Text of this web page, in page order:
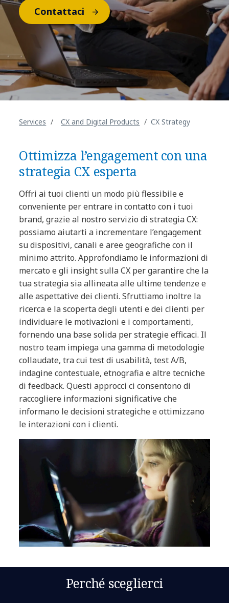
Contattaci
Services CX and Digital Products CX Strategy
Ottimizza l’engagement con una
strategia CX esperta
Offri ai tuoi clienti un modo più flessibile e
conveniente per entrare in contatto con i tuoi
brand, grazie al nostro servizio di strategia CX:
possiamo aiutarti a incrementare l’engagement
su dispositivi, canali e aree geografiche con il
minimo attrito. Approfondiamo le informazioni di
mercato e gli insight sulla CX per garantire che la
tua strategia sia allineata alle ultime tendenze e
alle aspettative dei clienti. Sfruttiamo inoltre la
ricerca e la scoperta degli utenti e dei clienti per
individuare le motivazioni e i comportamenti,
fornendo una base solida per strategie efficaci. Il
nostro team impiega una gamma di metodologie
collaudate, tra cui test di usabilità, test A/B,
indagine contestuale, etnografia e altre tecniche
di feedback. Questi approcci ci consentono di
raccogliere informazioni significative che
informano le decisioni strategiche e ottimizzano
le interazioni con i clienti.
Perché sceglierci